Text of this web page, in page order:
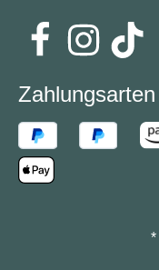
Zahlungsarten
*